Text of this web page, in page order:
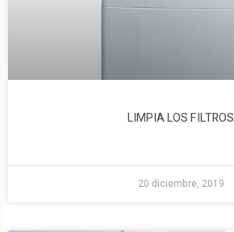
LIMPIA LOS FILTROS
20 diciembre, 2019